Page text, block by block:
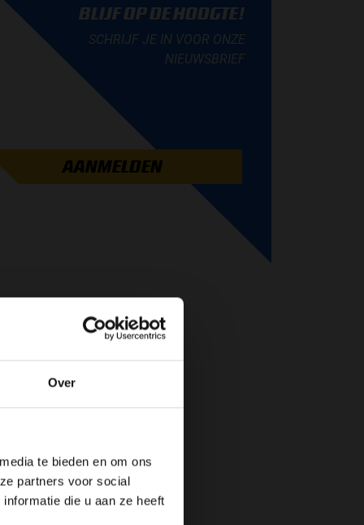
Over
te bieden en om ons
partners voor social
die u aan ze heeft
BLIJF OP DE HOOGTE!
SCHRIJF JE IN VOOR ONZE
NIEUWSBRIEF
AANMELDEN